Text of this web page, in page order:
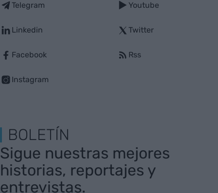
Telegram
Linkedin
Facebook
Instagram
Youtube
Twitter
Rss
BOLETÍN
Sigue nuestras mejores
historias, reportajes y
entrevistas.